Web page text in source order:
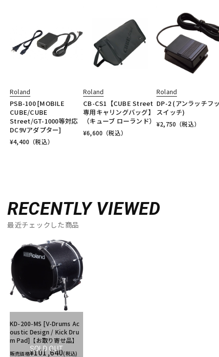
Roland
PSB-100 [MOBILE
CUBE/CUBE
Street/GT-1000等対応
DC9Vアダプター]
¥4,400 （税込）
Roland
CB-CS1【CUBE Street
専用キャリングバッグ】
（キューブ ローランド）
¥6,600 （税込）
Roland
DP-2 (アンラッチフ
スイッチ)
¥2,750 （税込）
RECENTLY VIEWED
最近チェックした商品
SOLD OUT
KD-200-MS [V-Drums Ac
oustic Design / Kick Dru
m Pad]【お取り寄せ品】
販売価格¥101,640(税込)